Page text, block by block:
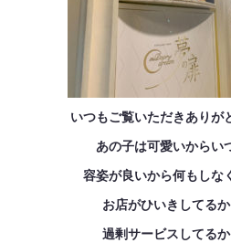
いつもご覧いただきありが
あの子は可愛いからい
容姿が良いから何もしな
お店がひいきしてる
過剰サービスしてる